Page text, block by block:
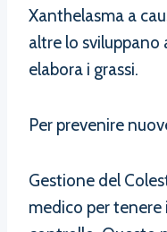
Xanthelasma a
altre lo sviluppano
elabora i grassi.
Per prevenire
Gestione del
medico per